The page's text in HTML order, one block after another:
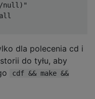
null)"
dla polecenia cd i
do tyłu, aby
cdf && make &&